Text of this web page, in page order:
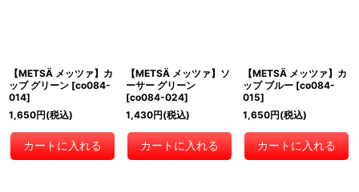
【METSÄ メッツァ】カ
ップ グリーン [co084-
014]
1,650円(税込)
カートに入れる
【METSÄ メッツァ】ソ
ーサー グリーン
[co084-024]
1,430円(税込)
カートに入れる
【METSÄ メッツァ】カ
ップ ブルー [co084-
015]
1,650円(税込)
カートに入れる